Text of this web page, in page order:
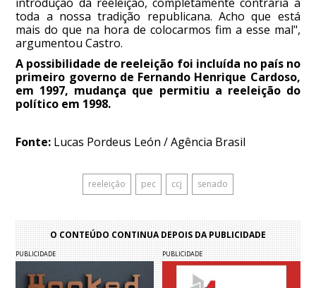
toda a nossa tradição republicana. Acho que está
mais do que na hora de colocarmos fim a esse mal",
argumentou Castro.
A possibilidade de reeleição foi incluída no país no
primeiro governo de Fernando Henrique Cardoso,
em 1997, mudança que permitiu a reeleição do
político em 1998.
Fonte: Lucas Pordeus León / Agência Brasil
reeleição pec ccj senado
O CONTEÚDO CONTINUA DEPOIS DA PUBLICIDADE
PUBLICIDADE PUBLICIDADE